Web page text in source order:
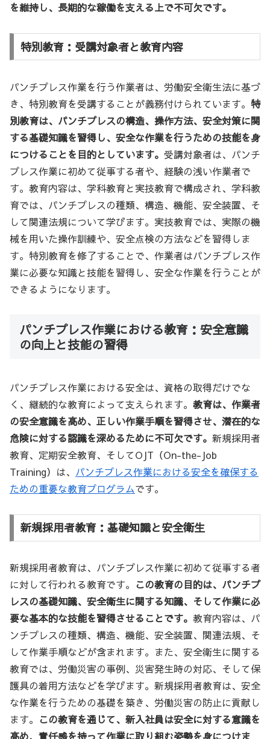
を維持し、長期的な稼働を支える上で不可欠です。
特別教育：受講対象者と教育内容
パンチプレス作業を行う作業者は、労働安全衛生法に基づ
き、特別教育を受講することが義務付けられています。 特
別教育は、パンチプレスの構造、操作方法、安全対策に関
する基礎知識を習得し、安全な作業を行うための技能を身
につけることを目的としています。 受講対象者は、パンチ
プレス作業に初めて従事する者や、経験の浅い作業者で
す。教育内容は、学科教育と実技教育で構成され、学科教
育では、パンチプレスの種類、構造、機能、安全装置、そ
して関連法規について学びます。実技教育では、実際の機
械を用いた操作訓練や、安全点検の方法などを習得しま
す。特別教育を修了することで、作業者はパンチプレス作
業に必要な知識と技能を習得し、安全な作業を行うことが
できるようになります。
パンチプレス作業における教育：安全意識
の向上と技能の習得
パンチプレス作業における安全は、資格の取得だけでな
く、継続的な教育によって支えられます。 教育は、作業者
の安全意識を高め、正しい作業手順を習得させ、潜在的な
危険に対する認識を深めるために不可欠です。 新規採用者
教育、定期安全教育、そしてOJT（On-the-Job
Training）は、 パンチプレス作業における安全を確保する
ための重要な教育プログラムです。
新規採用者教育：基礎知識と安全衛生
新規採用者教育は、パンチプレス作業に初めて従事する者
に対して行われる教育です。 この教育の目的は、パンチプ
レスの基礎知識、安全衛生に関する知識、そして作業に必
要な基本的な技能を習得させることです。 教育内容は、パ
ンチプレスの種類、構造、機能、安全装置、関連法規、そ
して作業手順などが含まれます。また、安全衛生に関する
教育では、労働災害の事例、災害発生時の対応、そして保
護具の着用方法などを学びます。新規採用者教育は、安全
な作業を行うための基礎を築き、労働災害の防止に貢献し
ます。 この教育を通じて、新入社員は安全に対する意識を
高め、責任感を持って作業に取り組む姿勢を身につけま